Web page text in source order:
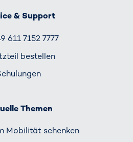
& Support
611 7152 7777
bestellen
Themen
Mobilität schenken